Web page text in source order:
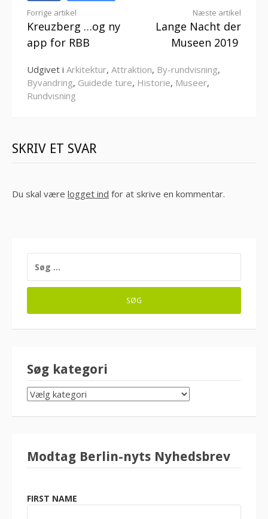
Læs
videre
Forrige artikel
Kreuzberg …og ny
app for RBB
Næste artikel
Lange Nacht der
Museen 2019
Udgivet i Arkitektur, Attraktion, By-rundvisning,
Byvandring, Guidede ture, Historie, Museer,
Rundvisning
SKRIV ET SVAR
Du skal være logget ind for at skrive en kommentar.
EFTER:
Søg kategori
SØG
KATEGORI
Modtag Berlin-nyts Nyhedsbrev
FIRST NAME